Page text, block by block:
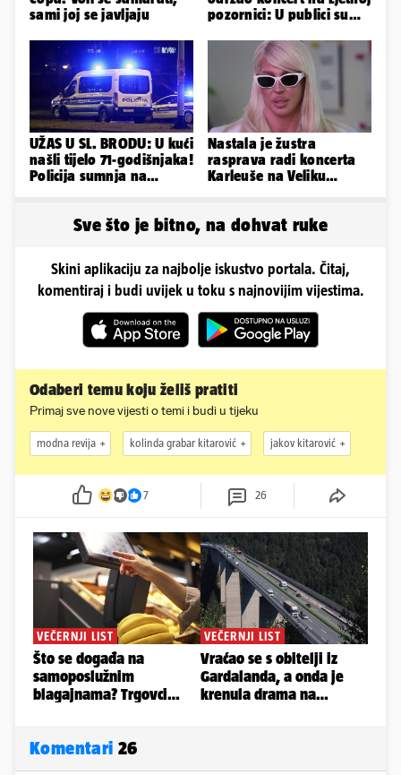
sami joj se javljaju
pozornici: U publici su
UŽAS U SL. BRODU: U kući
našli tijelo 71-godišnjaka!
Policija sumnja na
Nastala je žustra
rasprava radi koncerta
Karleuše na Veliku
Sve što je bitno, na dohvat ruke
Skini aplikaciju za najbolje iskustvo portala. Čitaj,
komentiraj i budi uvijek u toku s najnovijim vijestima.
Odaberi temu koju želiš pratiti
Primaj sve nove vijesti o temi i budi u tijeku
modna revija kolinda grabar kitarović jakov kitarović
7 26
Komentari 26